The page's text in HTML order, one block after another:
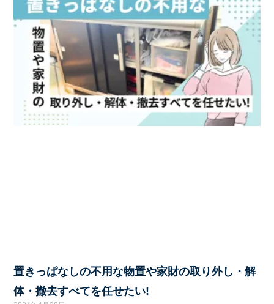
置きっぱなしの不用な物置や家財の取り外し・解
体・撤去すべてを任せたい!